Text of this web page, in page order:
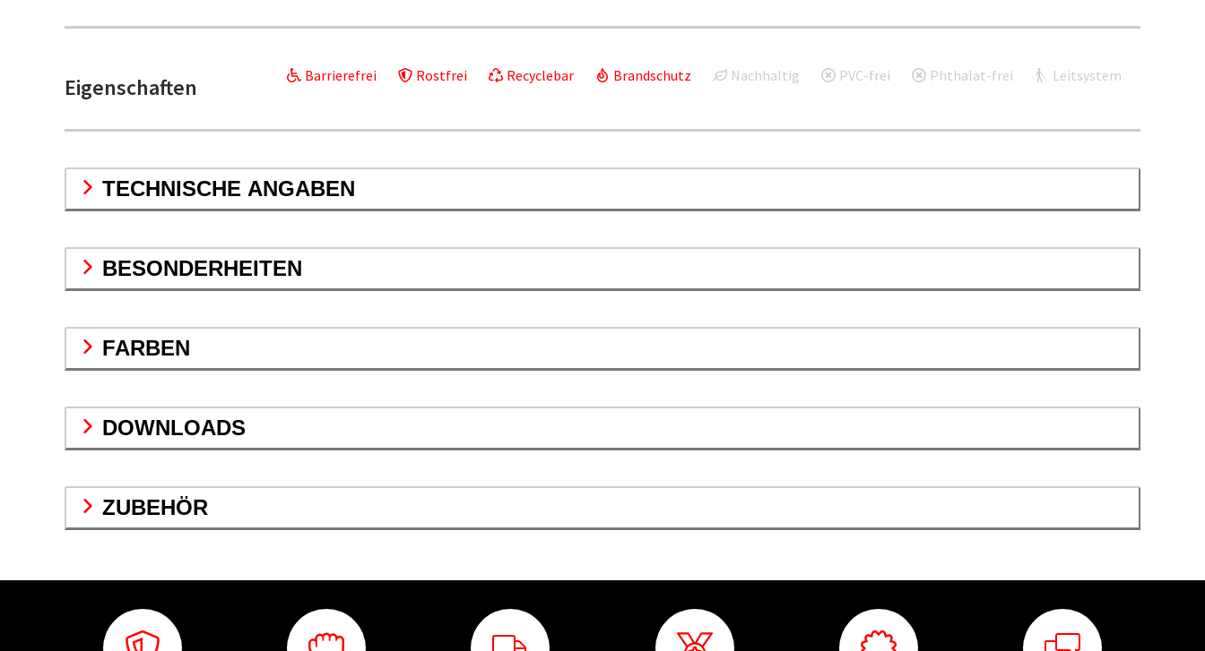
Eigenschaften Barrierefrei Rostfrei Recyclebar Brandschutz Nachhaltig PVC-frei Phthalat-frei Leitsystem
TECHNISCHE ANGABEN
BESONDERHEITEN
FARBEN
DOWNLOADS
ZUBEHÖR